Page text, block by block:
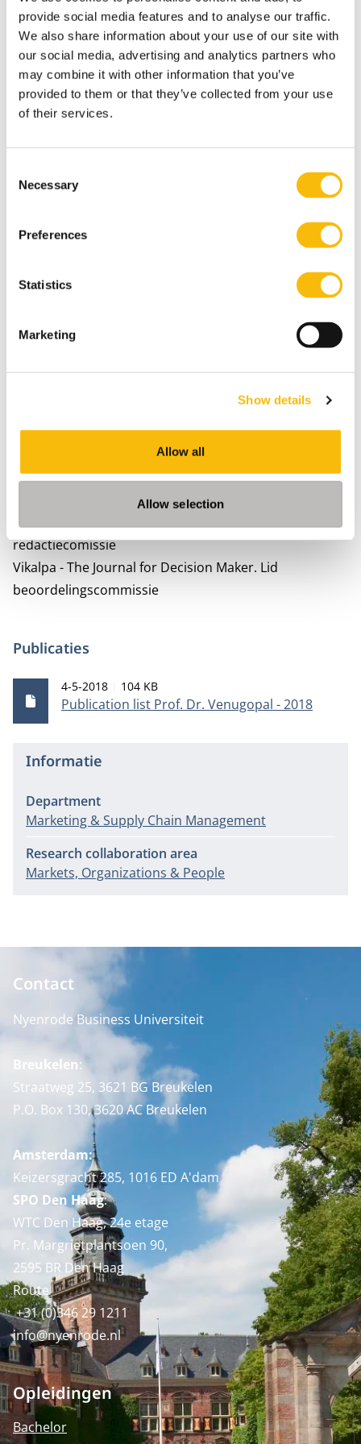
provide social media features and to analyse our traffic.
We also share information about your use of our site with
our social media, advertising and analytics partners who
may combine it with other information that you’ve
provided to them or that they’ve collected from your use
of their services.
Selection
Necessary
Preferences
Statistics
Marketing
Show details
Allow all
Allow selection
& Venugopal, V. (2019). On the application of Lean
principles and practices to innovation
management.The TQM Journal.
Van der Rhee, B., Schmidt, G., van der Veen, J. A., &
Venugopal, V. (2014). Revenue-sharing contracts
http://dx.doi.org/10.1016/j.bushor.2014.03.008
and environmental performance of the firm: Synergy
Handbook
(pp. 121-137). Springer,
vvenugopal
IIMB Management Review Journal.Lid redactionele
International Journal of Procurement Management.Lid
International Journal of Mathematics in Operations.
Lid
redactiecomissie
Vikalpa - The Journal for Decision Maker. Lid
beoordelingscommissie
Publicaties
Publication list Prof. Dr. Venugopal - 2018
Publicatiedatum
4-5-2018 Bestandsgrootte
104 KB
Informatie
Department
Marketing & Supply Chain Management
Research collaboration area
Markets, Organizations & People
Contact
Nyenrode Business Universiteit
Breukelen:
Straatweg 25, 3621 BG Breukelen
P.O. Box 130, 3620 AC Breukelen
Amsterdam:
Keizersgracht 285, 1016 ED A'dam
SPO Den Haag:
WTC Den Haag, 24e etage
Pr. Margrietplantsoen 90,
2595 BR Den Haag
Route
+31 (0)346 29 1211
info@nyenrode.nl
Opleidingen
Bachelor